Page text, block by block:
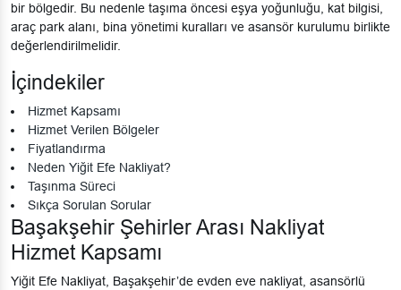
bir bölgedir. Bu nedenle taşıma öncesi eşya yoğunluğu, kat bilgisi,
araç park alanı, bina yönetimi kuralları ve asansör kurulumu birlikte
değerlendirilmelidir.
İçindekiler
Hizmet Kapsamı
Hizmet Verilen Bölgeler
Fiyatlandırma
Neden Yiğit Efe Nakliyat?
Taşınma Süreci
Sıkça Sorulan Sorular
Başakşehir Şehirler Arası Nakliyat
Hizmet Kapsamı
Yiğit Efe Nakliyat, Başakşehir’de evden eve nakliyat, asansörlü